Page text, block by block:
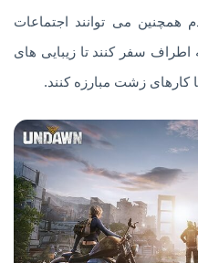
همچنین می توانند اجتماعات
اطراف سفر کنند تا زیبایی های
کارهای زشت مبارزه کنند.